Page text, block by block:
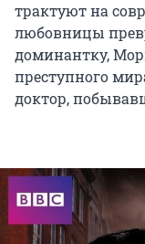
трактуют на
любовницы
доминантку,
преступного
доктор,